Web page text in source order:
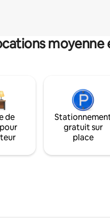
de
gratuit sur
place